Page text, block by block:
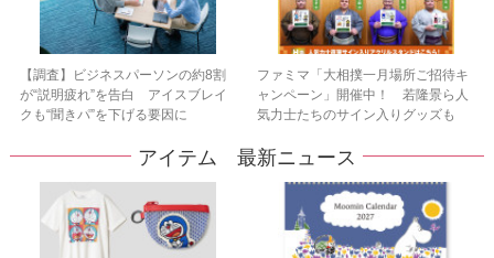
【調査】ビジネスパーソンの約8割
が“説明疲れ”を告白 アイスブレイ
クも“聞きパ”を下げる要因に
ファミマ「大相撲一月場所ご招待キ
ャンペーン」開催中！ 若隆景ら人
気力士たちのサイン入りグッズも
アイテム 最新ニュース